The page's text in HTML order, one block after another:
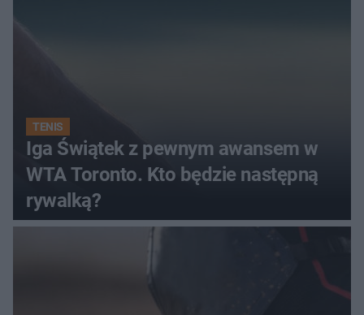
TENIS
Iga Świątek z pewnym awansem w
WTA Toronto. Kto będzie następną
rywalką?